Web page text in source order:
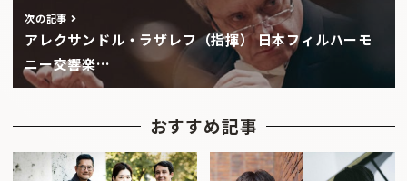
次の記事
アレクサンドル・ラザレフ（指揮） 日本フィルハーモ
ニー交響楽…
おすすめ記事